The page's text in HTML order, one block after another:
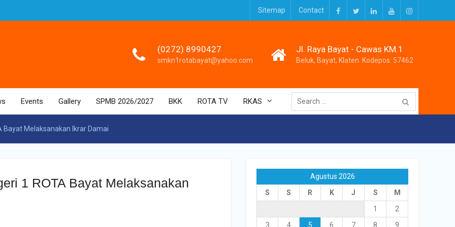
Facebook
TwitterLinkedInYoutubeInstagram
Sitemap Contact
(0272) 8990427
smkn1rotabayat@yahoo.com
Jl. Raya Bayat - Cawas KM.1
Beluk, Bayat, Klaten. Kodepos: 57462
Events Gallery SPMB 2026/2027 BKK ROTA TV RKAS
Search
for:
Bayat Melaksanakan Ikrar Damai
1 ROTA Bayat Melaksanakan
Agustus 2026
S
S R K J S
M
1
2
3
4 5 6 7 8
9